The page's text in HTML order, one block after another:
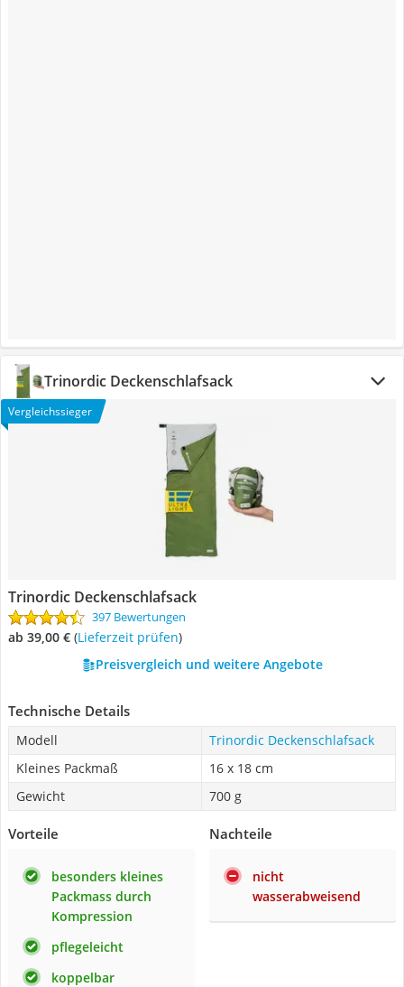
Trinordic Deckenschlafsack
Vergleichssieger
Trinordic Deckenschlafsack
397 Bewertungen
ab 39,00 € (Lieferzeit prüfen)
Preisvergleich und weitere Angebote
Technische Details
Modell
Trinordic Deckenschlafsack
Kleines Packmaß
16 x 18 cm
Gewicht
700 g
Vorteile
besonders kleines
Packmass durch
Kompression
pflegeleicht
koppelbar
Nachteile
nicht
wasserabweisend